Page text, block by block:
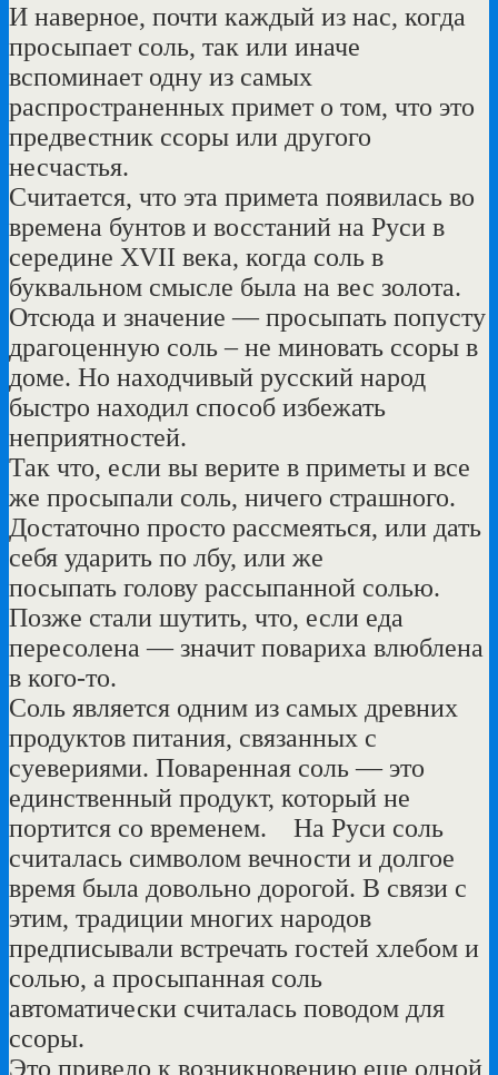
И наверное, почти каждый из нас, когда
просыпает соль, так или иначе
вспоминает одну из самых
распространенных примет о том, что это
предвестник ссоры или другого
несчастья.
Считается, что эта примета появилась во
времена бунтов и восстаний на Руси в
середине XVII века, когда соль в
буквальном смысле была на вес золота.
Отсюда и значение — просыпать попусту
драгоценную соль – не миновать ссоры в
доме. Но находчивый русский народ
быстро находил способ избежать
неприятностей.
Так что, если вы верите в приметы и все
же просыпали соль, ничего страшного.
Достаточно просто рассмеяться, или дать
себя ударить по лбу, или же
посыпать голову рассыпанной солью.
Позже стали шутить, что, если еда
пересолена — значит повариха влюблена
в кого-то.
Соль является одним из самых древних
продуктов питания, связанных с
суевериями. Поваренная соль — это
единственный продукт, который не
портится со временем. На Руси соль
считалась символом вечности и долгое
время была довольно дорогой. В связи с
этим, традиции многих народов
предписывали встречать гостей хлебом и
солью, а просыпанная соль
автоматически считалась поводом для
ссоры.
Это привело к возникновению еще одной